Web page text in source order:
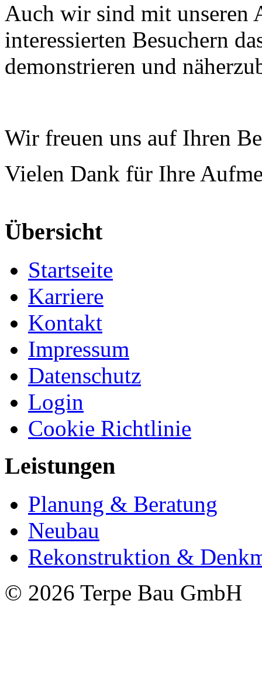
Auch wir sind mit unseren
interessierten Besuchern
demonstrieren und
Wir freuen uns auf Ihren
Vielen Dank für Ihre
Übersicht
Startseite
Karriere
Kontakt
Impressum
Datenschutz
Login
Cookie Richtlinie
Leistungen
Planung & Beratung
Neubau
Rekonstruktion &
© 2026 Terpe Bau GmbH